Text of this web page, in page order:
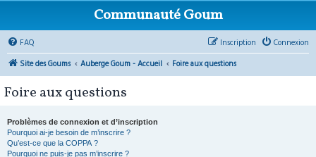
Communauté Goum
FAQ Connexion
Inscription
Site des Goums
Auberge Goum - Accueil Foire aux questions
Foire aux questions
Problèmes de connexion et d’inscription
Pourquoi ai-je besoin de m’inscrire ?
Qu’est-ce que la COPPA ?
Pourquoi ne puis-je pas m’inscrire ?